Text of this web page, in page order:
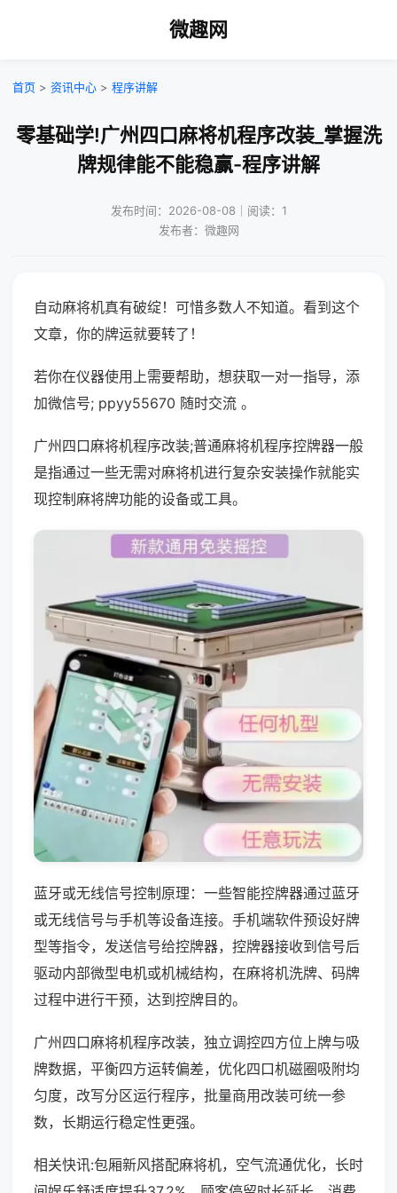
微趣网
首页 > 资讯中心 > 程序讲解
零基础学!广州四口麻将机程序改装_掌握洗
牌规律能不能稳赢-程序讲解
发布时间：2026-08-08｜阅读：1
发布者：微趣网
自动麻将机真有破绽！可惜多数人不知道。看到这个
文章，你的牌运就要转了！
若你在仪器使用上需要帮助，想获取一对一指导，添
加微信号; ppyy55670 随时交流 。
广州四口麻将机程序改装;普通麻将机程序控牌器一般
是指通过一些无需对麻将机进行复杂安装操作就能实
现控制麻将牌功能的设备或工具。
蓝牙或无线信号控制原理：一些智能控牌器通过蓝牙
或无线信号与手机等设备连接。手机端软件预设好牌
型等指令，发送信号给控牌器，控牌器接收到信号后
驱动内部微型电机或机械结构，在麻将机洗牌、码牌
过程中进行干预，达到控牌目的。
广州四口麻将机程序改装，独立调控四方位上牌与吸
牌数据，平衡四方运转偏差，优化四口机磁圈吸附均
匀度，改写分区运行程序，批量商用改装可统一参
数，长期运行稳定性更强。
相关快讯:包厢新风搭配麻将机，空气流通优化，长时